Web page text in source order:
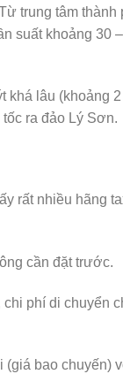
trung tâm thành
suất khoảng 30
lâu (khoảng
ra đảo Lý Sơn.
rất nhiều hãng
cần đặt trước.
chi phí di chuyển
bao chuyến)